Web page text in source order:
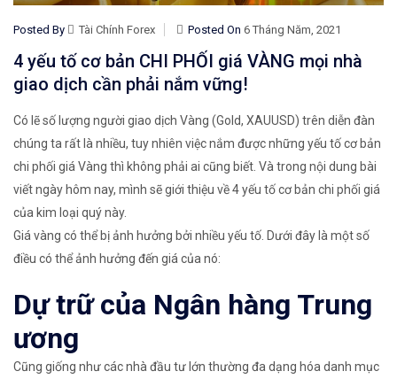
Posted By Tài Chính Forex Posted On 6 Tháng Năm, 2021
4 yếu tố cơ bản CHI PHỐI giá VÀNG mọi nhà
giao dịch cần phải nắm vững!
Có lẽ số lượng người giao dịch Vàng (Gold, XAUUSD) trên diễn đàn
chúng ta rất là nhiều, tuy nhiên việc nắm được những yếu tố cơ bản
chi phối giá Vàng thì không phải ai cũng biết. Và trong nội dung bài
viết ngày hôm nay, mình sẽ giới thiệu về 4 yếu tố cơ bản chi phối giá
của kim loại quý này.
Giá vàng có thể bị ảnh hưởng bởi nhiều yếu tố. Dưới đây là một số
điều có thể ảnh hưởng đến giá của nó:
Dự trữ của Ngân hàng Trung
ương
Cũng giống như các nhà đầu tư lớn thường đa dạng hóa danh mục